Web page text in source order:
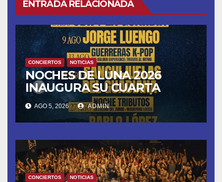
ENTRADA RELACIONADA
CONCIERTOS NOTICIAS
NOCHES DE LUNA 2026
INAUGURA SU CUARTA
TEMPORADA ESTE SÁBADO
8 CON OBK Y LA GUARDIA
AGO 5, 2026 ADMIN
CONCIERTOS NOTICIAS